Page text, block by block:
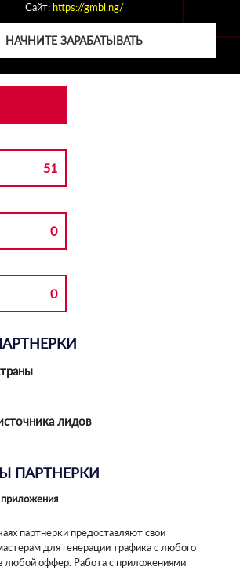
Сайт: https://gmbl.ng/
НАЧНИТЕ ЗАРАБАТЫВАТЬ
51
0
0
лидов
ПАРТНЕРКИ
партнерки предоставляют свои
для генерации трафика с любого
любой оффер. Работа с приложениями